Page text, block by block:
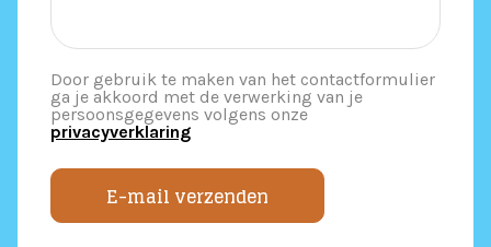
Door gebruik te maken van het contactformulier
ga je akkoord met de verwerking van je
persoonsgegevens volgens onze
privacyverklaring
E-mail verzenden